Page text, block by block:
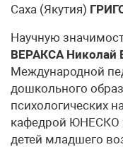
Саха (Якутия)
Научную
ВЕРАКСА Николай
Международной
дошкольного
психологических
кафедрой ЮНЕСКО
детей младшего